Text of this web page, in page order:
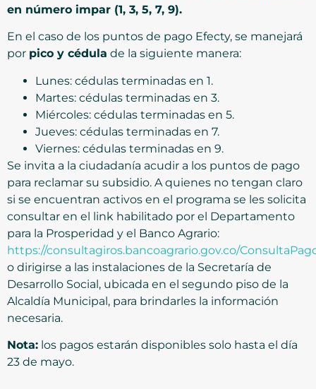
en número impar (1, 3, 5, 7, 9).
En el caso de los puntos de pago Efecty, se manejará
por pico y cédula de la siguiente manera:
Lunes: cédulas terminadas en 1.
Martes: cédulas terminadas en 3.
Miércoles: cédulas terminadas en 5.
Jueves: cédulas terminadas en 7.
Viernes: cédulas terminadas en 9.
Se invita a la ciudadanía acudir a los puntos de pago
para reclamar su subsidio. A quienes no tengan claro
si se encuentran activos en el programa se les solicita
consultar en el link habilitado por el Departamento
para la Prosperidad y el Banco Agrario:
https://consultagiros.bancoagrario.gov.co/
o dirigirse a las instalaciones de la Secretaría de
Desarrollo Social, ubicada en el segundo piso de la
Alcaldía Municipal, para brindarles la información
necesaria.
Nota: los pagos estarán disponibles solo hasta el día
23 de mayo.